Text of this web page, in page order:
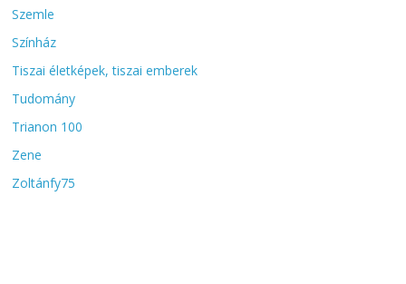
Szemle
Színház
Tiszai életképek, tiszai emberek
Tudomány
Trianon 100
Zene
Zoltánfy75